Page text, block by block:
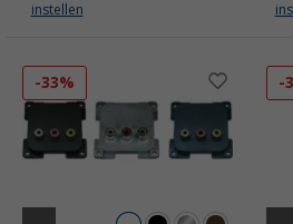
instellen
-33% -